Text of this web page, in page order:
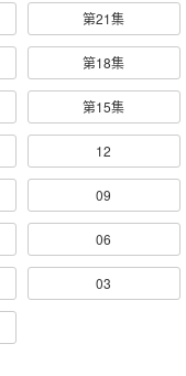
第21集
第18集
第15集
12
09
06
03